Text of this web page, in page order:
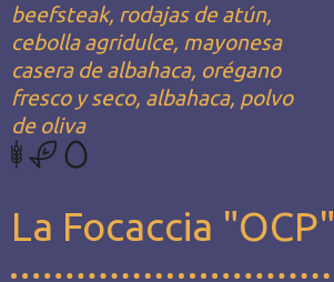
beefsteak, rodajas de atún,
cebolla agridulce, mayonesa
casera de albahaca, orégano
fresco y seco, albahaca, polvo
de oliva
La Focaccia "OCP"